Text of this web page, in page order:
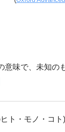
意味で、未知の
ト・モノ・コト